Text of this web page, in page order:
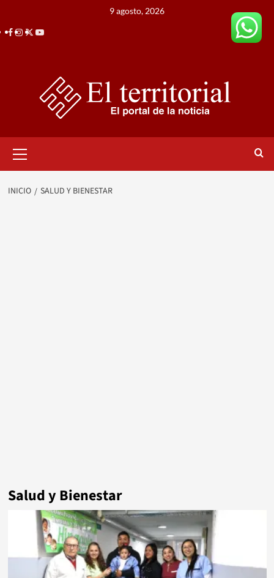
contenido
9 agosto, 2026
Facebook
Instagram
TwitterYoutube
primario
INICIO SALUD Y BIENESTAR
Salud y Bienestar